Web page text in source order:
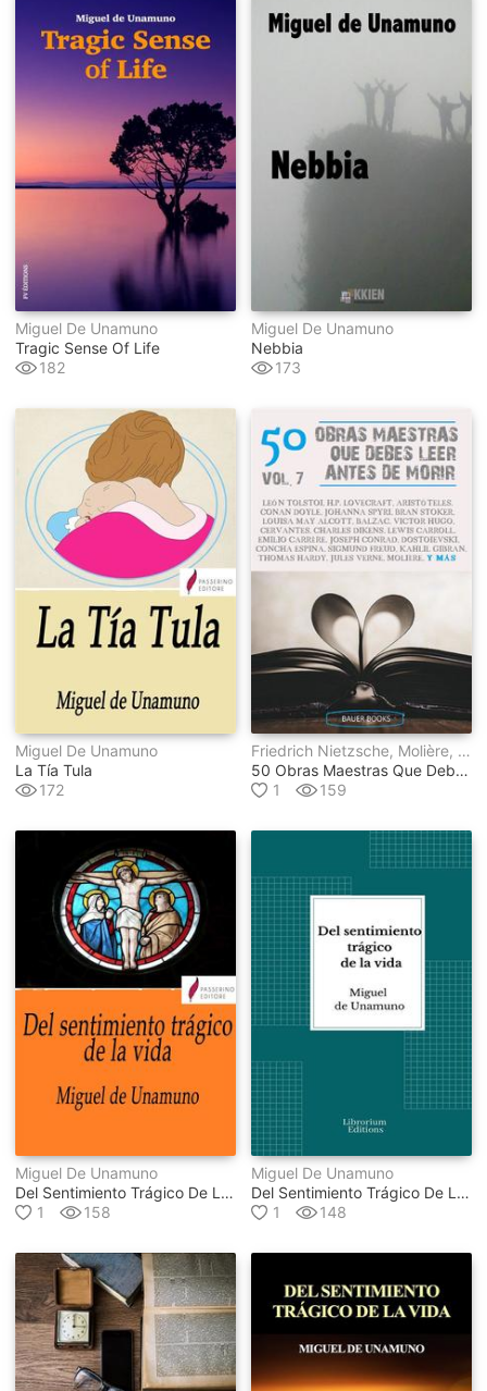
Miguel De Unamuno
Tragic Sense Of Life
182
Miguel De Unamuno
Nebbia
173
Miguel De Unamuno
La Tía Tula
172
Friedrich Nietzsche, Molière, Horace Walpole, D.h. Lawrence, Miguel De Unamuno, Julio Verne, Séneca, Fiódor Dostoievski, Aristóteles, León Tolstoi, Concha Espina, Bram Stoker, Thomas Hardy, Oscar Wilde, Gustave Flaubert, Henry James, Charles Dickens, Honoré De Balzac, Lewis Carroll, Johanna Spyri, Kahlil Gibran, Louisa May Alcott, Sir Walter Scott, Sigmund Freud, Alessandro Manzoni, Edgar Allan Poe, Robert Louis Stevenson, Arthur Conan Doyle, Aleksander Pushkin, Alexandre Dumas, Miguel De Cervantes, Victor Hugo, H.p. Lovecraft, George Sand, Virginia Woolf, Stefan Zweig, Joseph Conrad, Bauer Books, Emilio Carrère
50 Obras Maestras Que Debes Leer Antes De Morir
1
159
Miguel De Unamuno
Del Sentimiento Trágico De La Vida
1
158
Miguel De Unamuno
Del Sentimiento Trágico De La Vida
1
148